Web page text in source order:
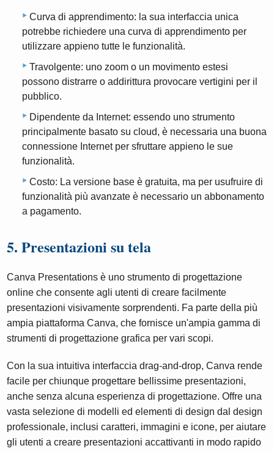
Curva di apprendimento: la sua interfaccia unica
potrebbe richiedere una curva di apprendimento per
utilizzare appieno tutte le funzionalità.
Travolgente: uno zoom o un movimento estesi
possono distrarre o addirittura provocare vertigini per il
pubblico.
Dipendente da Internet: essendo uno strumento
principalmente basato su cloud, è necessaria una buona
connessione Internet per sfruttare appieno le sue
funzionalità.
Costo: La versione base è gratuita, ma per usufruire di
funzionalità più avanzate è necessario un abbonamento
a pagamento.
5. Presentazioni su tela
Canva Presentations è uno strumento di progettazione
online che consente agli utenti di creare facilmente
presentazioni visivamente sorprendenti. Fa parte della più
ampia piattaforma Canva, che fornisce un'ampia gamma di
strumenti di progettazione grafica per vari scopi.
Con la sua intuitiva interfaccia drag-and-drop, Canva rende
facile per chiunque progettare bellissime presentazioni,
anche senza alcuna esperienza di progettazione. Offre una
vasta selezione di modelli ed elementi di design dal design
professionale, inclusi caratteri, immagini e icone, per aiutare
gli utenti a creare presentazioni accattivanti in modo rapido